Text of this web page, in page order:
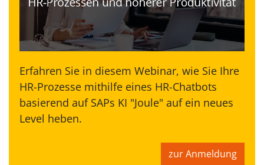
Erfahren Sie in diesem Webinar, wie Sie Ihre
HR-Prozesse mithilfe eines HR-Chatbots
basierend auf SAPs KI "Joule" auf ein neues
Level heben.
zur Anmeldung